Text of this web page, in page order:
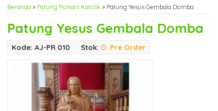
Beranda » Patung Rohani Katolik» Patung Yesus Gembala Domba
Patung Yesus Gembala Domba
Kode: AJ-PR 010 Stok: Pre Order